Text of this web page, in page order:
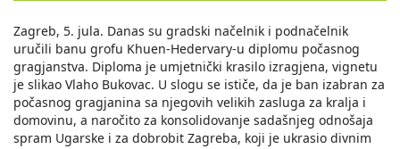
Zagreb, 5. jula. Danas su gradski načelnik i podnačelnik
uručili banu grofu Khuen-Hedervary-u diplomu počasnog
gragjanstva. Diploma je umjetnički krasilo izragjena, vignetu
je slikao Vlaho Bukovac. U slogu se ističe, da je ban izabran za
počasnog gragjanina sa njegovih velikih zasluga za kralja i
domovinu, a naročito za konsolidovanje sadašnjeg odnošaja
spram Ugarske i za dobrobit Zagreba, koji je ukrasio divnim